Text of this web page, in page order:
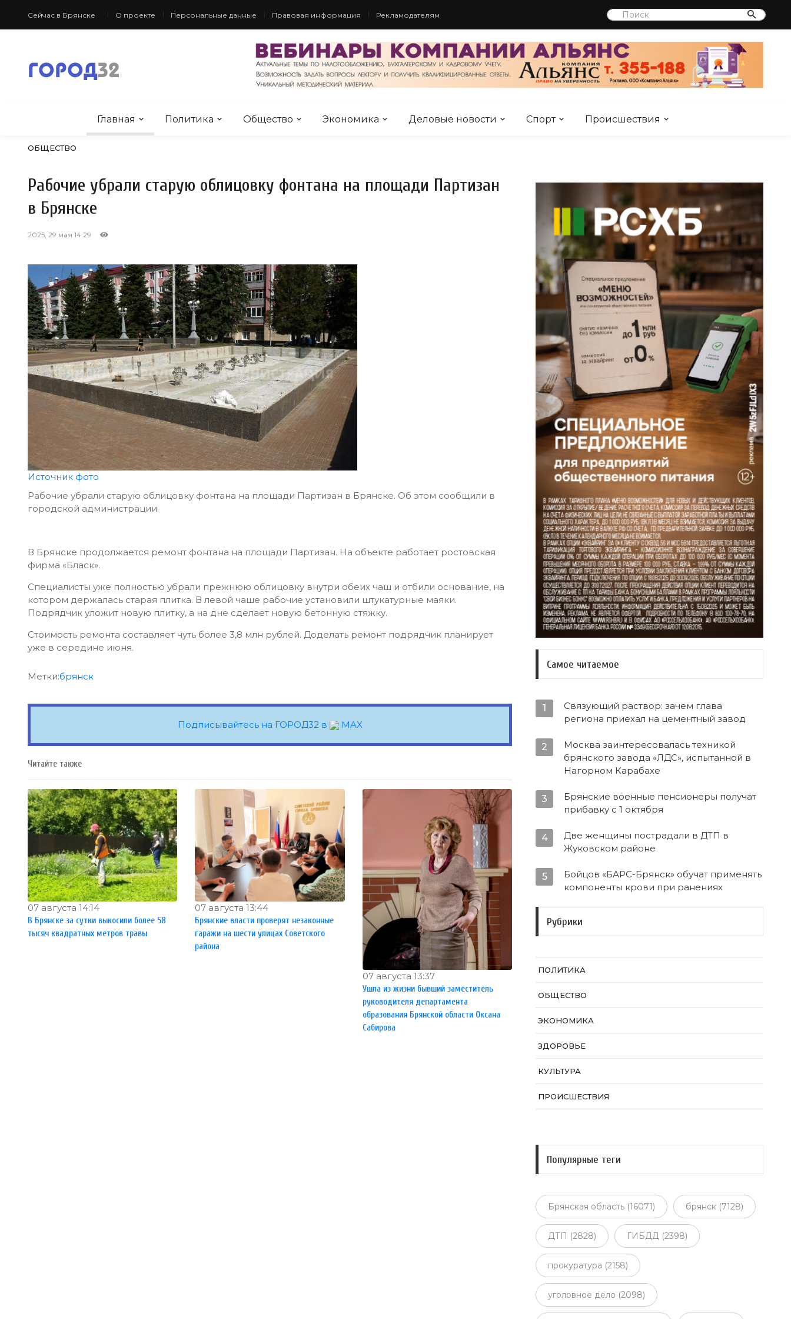
Сейчас в Брянске О проекте Персональные данные Правовая информация Рекламодателям
Главная Политика Общество Экономика Деловые новости Спорт Происшествия
ОБЩЕСТВО
Рабочие убрали старую облицовку фонтана на площади Партизан
в Брянске
2025, 29 мая 14:29
Источник фото
Рабочие убрали старую облицовку фонтана на площади Партизан в Брянске. Об этом сообщили в
городской администрации.
В Брянске продолжается ремонт фонтана на площади Партизан. На объекте работает ростовская
фирма «Бласк».
Специалисты уже полностью убрали прежнюю облицовку внутри обеих чаш и отбили основание, на
котором держалась старая плитка. В левой чаше рабочие установили штукатурные маяки.
Подрядчик уложит новую плитку, а на дне сделает новую бетонную стяжку.
Стоимость ремонта составляет чуть более 3,8 млн рублей. Доделать ремонт подрядчик планирует
уже в середине июня.
Метки:брянск
Подписывайтесь на ГОРОД32 в MAX
Читайте также
07 августа 14:14
В Брянске за сутки выкосили более 58
тысяч квадратных метров травы
07 августа 13:44
Брянские власти проверят незаконные
гаражи на шести улицах Советского
района
07 августа 13:37
Ушла из жизни бывший заместитель
руководителя департамента
образования Брянской области Оксана
Сабирова
Самое читаемое
1
Связующий раствор: зачем глава
региона приехал на цементный завод
2
Москва заинтересовалась техникой
брянского завода «ЛДС», испытанной в
Нагорном Карабахе
3
Брянские военные пенсионеры получат
прибавку с 1 октября
4
Две женщины пострадали в ДТП в
Жуковском районе
5
Бойцов «БАРС-Брянск» обучат применять
компоненты крови при ранениях
Рубрики
ПОЛИТИКА
ОБЩЕСТВО
ЭКОНОМИКА
ЗДОРОВЬЕ
КУЛЬТУРА
ПРОИСШЕСТВИЯ
Популярные теги
Брянская область (16071) брянск (7128)
ДТП (2828) ГИБДД (2398)
прокуратура (2158)
уголовное дело (2098)